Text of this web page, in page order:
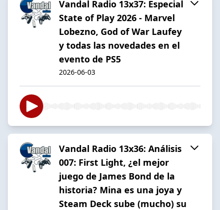
Vandal Radio 13x37: Especial
State of Play 2026 - Marvel
Lobezno, God of War Laufey
y todas las novedades en el
evento de PS5
2026-06-03
Vandal Radio 13x36: Análisis
007: First Light, ¿el mejor
juego de James Bond de la
historia? Mina es una joya y
Steam Deck sube (mucho) su